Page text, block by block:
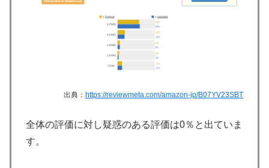
出典： https://reviewmeta.com/amazon-jp/B07YV23SBT
全体の評価に対し疑惑のある評価は0％と出ていま
す。